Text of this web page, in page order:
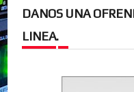
DANOS UNA
LINEA.